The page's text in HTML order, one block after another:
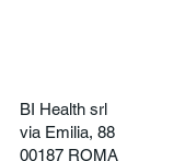
BI Health srl
via Emilia, 88
00187 ROMA